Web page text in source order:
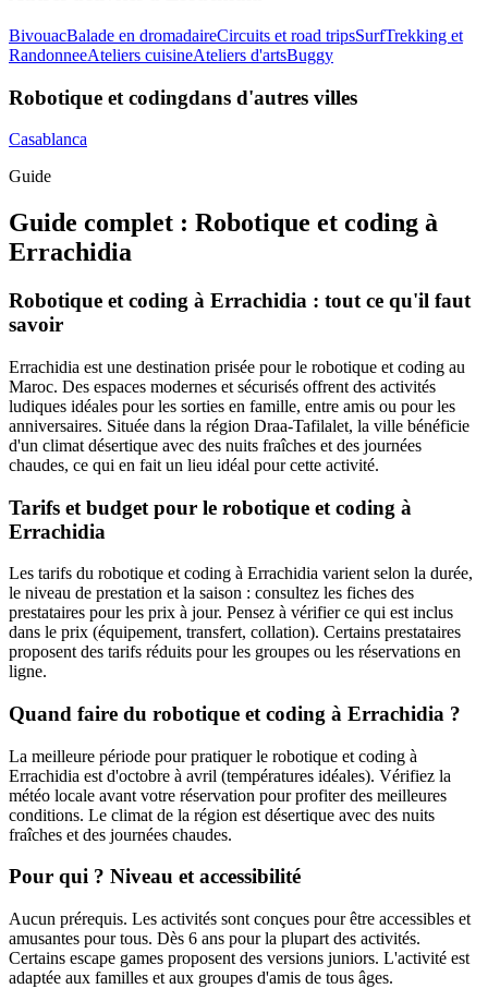
BivouacBalade en dromadaireCircuits et road tripsSurfTrekking et
RandonneeAteliers cuisineAteliers d'artsBuggy
Robotique et codingdans d'autres villes
Casablanca
Guide
Guide complet : Robotique et coding à
Errachidia
Robotique et coding à Errachidia : tout ce qu'il faut
savoir
Errachidia est une destination prisée pour le robotique et coding au
Maroc. Des espaces modernes et sécurisés offrent des activités
ludiques idéales pour les sorties en famille, entre amis ou pour les
anniversaires. Située dans la région Draa-Tafilalet, la ville bénéficie
d'un climat désertique avec des nuits fraîches et des journées
chaudes, ce qui en fait un lieu idéal pour cette activité.
Tarifs et budget pour le robotique et coding à
Errachidia
Les tarifs du robotique et coding à Errachidia varient selon la durée,
le niveau de prestation et la saison : consultez les fiches des
prestataires pour les prix à jour. Pensez à vérifier ce qui est inclus
dans le prix (équipement, transfert, collation). Certains prestataires
proposent des tarifs réduits pour les groupes ou les réservations en
ligne.
Quand faire du robotique et coding à Errachidia ?
La meilleure période pour pratiquer le robotique et coding à
Errachidia est d'octobre à avril (températures idéales). Vérifiez la
météo locale avant votre réservation pour profiter des meilleures
conditions. Le climat de la région est désertique avec des nuits
fraîches et des journées chaudes.
Pour qui ? Niveau et accessibilité
Aucun prérequis. Les activités sont conçues pour être accessibles et
amusantes pour tous. Dès 6 ans pour la plupart des activités.
Certains escape games proposent des versions juniors. L'activité est
adaptée aux familles et aux groupes d'amis de tous âges.